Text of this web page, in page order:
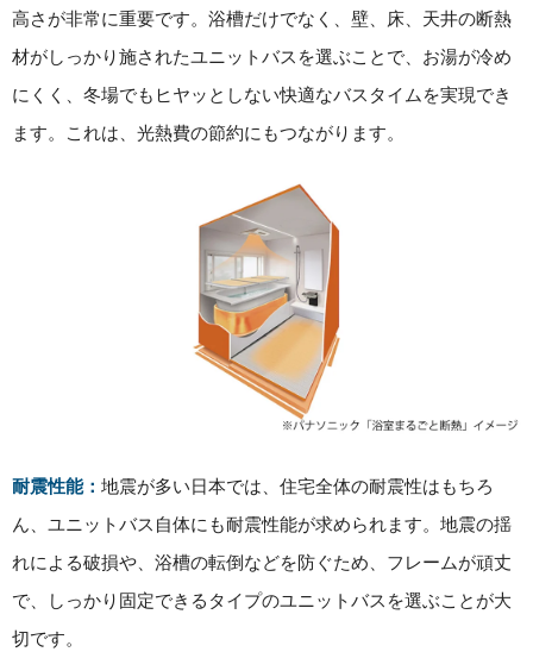
高さが非常に重要です。浴槽だけでなく、壁、床、天井の断熱
材がしっかり施されたユニットバスを選ぶことで、お湯が冷め
にくく、冬場でもヒヤッとしない快適なバスタイムを実現でき
ます。これは、光熱費の節約にもつながります。
耐震性能： 地震が多い日本では、住宅全体の耐震性はもちろ
ん、ユニットバス自体にも耐震性能が求められます。地震の揺
れによる破損や、浴槽の転倒などを防ぐため、フレームが頑丈
で、しっかり固定できるタイプのユニットバスを選ぶことが大
切です。